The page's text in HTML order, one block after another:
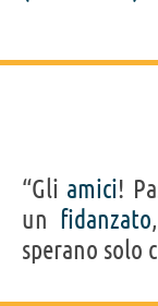
“Gli amici!
un fidanzato
sperano solo